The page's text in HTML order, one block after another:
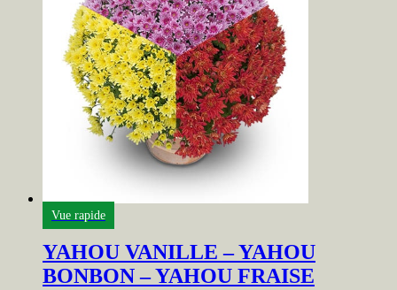
Vue rapide
YAHOU VANILLE – YAHOU
BONBON – YAHOU FRAISE